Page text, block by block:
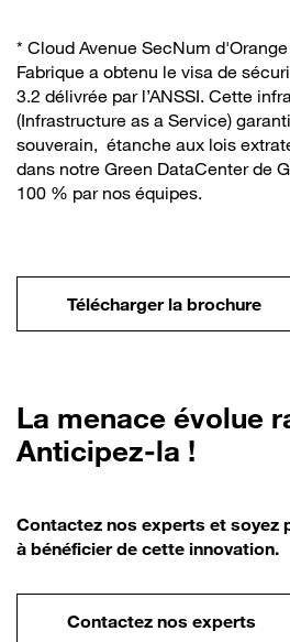
* Cloud Avenue SecNum
Fabrique a obtenu le visa de
3.2 délivrée par l’ANSSI. Cette
(Infrastructure as a Service)
souverain, étanche aux lois
dans notre Green DataCenter de
100 % par nos équipes.
Télécharger la brochure
La menace évolue
Anticipez-la !
Contactez nos experts et soyez
à bénéficier de cette innovation.
Contactez nos experts